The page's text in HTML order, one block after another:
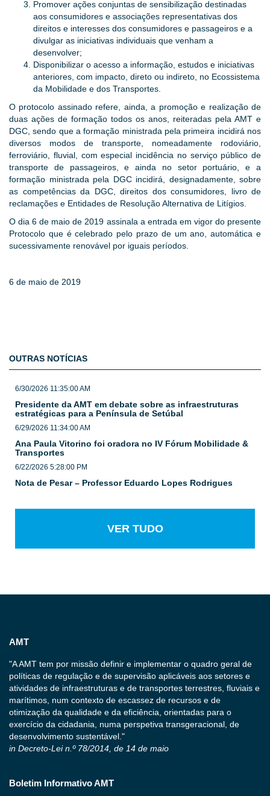
Promover ações conjuntas de sensibilização destinadas
aos consumidores e associações representativas dos
direitos e interesses dos consumidores e passageiros e a
divulgar as iniciativas individuais que venham a
desenvolver;
Disponibilizar o acesso a informação, estudos e iniciativas
anteriores, com impacto, direto ou indireto, no Ecossistema
da Mobilidade e dos Transportes.
O protocolo assinado refere, ainda, a promoção e realização de
duas ações de formação todos os anos, reiteradas pela AMT e
DGC, sendo que a formação ministrada pela primeira incidirá nos
diversos modos de transporte, nomeadamente rodoviário,
ferroviário, fluvial, com especial incidência no serviço público de
transporte de passageiros, e ainda no setor portuário, e a
formação ministrada pela DGC incidirá, designadamente, sobre
as competências da DGC, direitos dos consumidores, livro de
reclamações e Entidades de Resolução Alternativa de Litígios.
O dia 6 de maio de 2019 assinala a entrada em vigor do presente
Protocolo que é celebrado pelo prazo de um ano, automática e
sucessivamente renovável por iguais períodos.
6 de maio de 2019
OUTRAS NOTÍCIAS
6/30/2026 11:35:00 AM
Presidente da AMT em debate sobre as infraestruturas
estratégicas para a Península de Setúbal
6/29/2026 11:34:00 AM
Ana Paula Vitorino foi oradora no IV Fórum Mobilidade &
Transportes
6/22/2026 5:28:00 PM
Nota de Pesar – Professor Eduardo Lopes Rodrigues
VER TUDO
AMT
"A AMT tem por missão definir e implementar o quadro geral de
políticas de regulação e de supervisão aplicáveis aos setores e
atividades de infraestruturas e de transportes terrestres, fluviais e
marítimos, num contexto de escassez de recursos e de
otimização da qualidade e da eficiência, orientadas para o
exercício da cidadania, numa perspetiva transgeracional, de
desenvolvimento sustentável."
in Decreto-Lei n.º 78/2014, de 14 de maio
Boletim Informativo AMT